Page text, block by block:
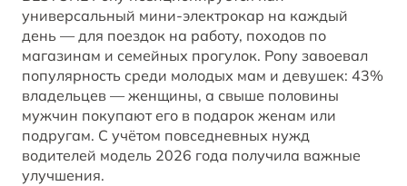
BESTUNE В СОЦСЕТЯХ
BESTUNE в RuTube
универсальный мини-электрокар на каждый
день — для поездок на работу, походов по
магазинам и семейных прогулок. Pony завоевал
популярность среди молодых мам и девушек: 43%
владельцев — женщины, а свыше половины
мужчин покупают его в подарок женам или
подругам. С учётом повседневных нужд
водителей модель 2026 года получила важные
улучшения.